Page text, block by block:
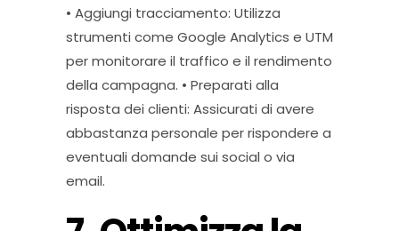
• Aggiungi tracciamento: Utilizza
strumenti come Google Analytics e UTM
per monitorare il traffico e il rendimento
della campagna. • Preparati alla
risposta dei clienti: Assicurati di avere
abbastanza personale per rispondere a
eventuali domande sui social o via
email.